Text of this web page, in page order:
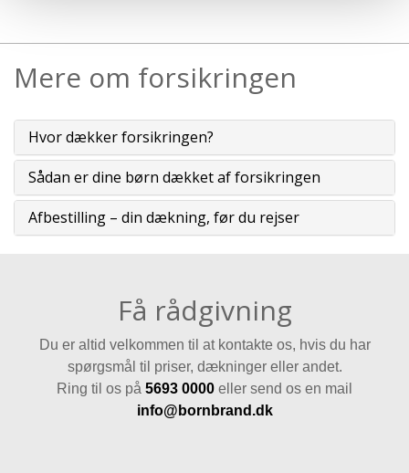
Mere om forsikringen
Hvor dækker forsikringen?
Sådan er dine børn dækket af forsikringen
Afbestilling – din dækning, før du rejser
Få rådgivning
Du er altid velkommen til at kontakte os, hvis du har
spørgsmål til priser, dækninger eller andet.
Ring til os på 5693 0000 eller send os en mail
info@bornbrand.d k